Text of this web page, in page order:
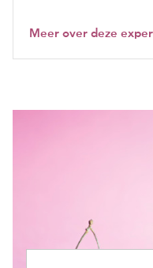
Meer over deze